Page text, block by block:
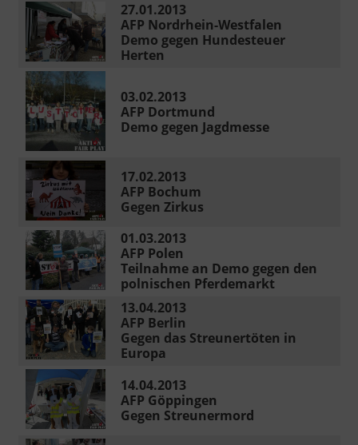
27.01.2013
AFP Nordrhein-Westfalen
Demo gegen Hundesteuer
Herten
03.02.2013
AFP Dortmund
Demo gegen Jagdmesse
17.02.2013
AFP Bochum
Gegen Zirkus
01.03.2013
AFP Polen
Teilnahme an Demo gegen den
polnischen Pferdemarkt
13.04.2013
AFP Berlin
Gegen das Streunertöten in
Europa
14.04.2013
AFP Göppingen
Gegen Streunermord